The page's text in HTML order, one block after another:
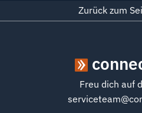
Zurück zum
Freu dich auf